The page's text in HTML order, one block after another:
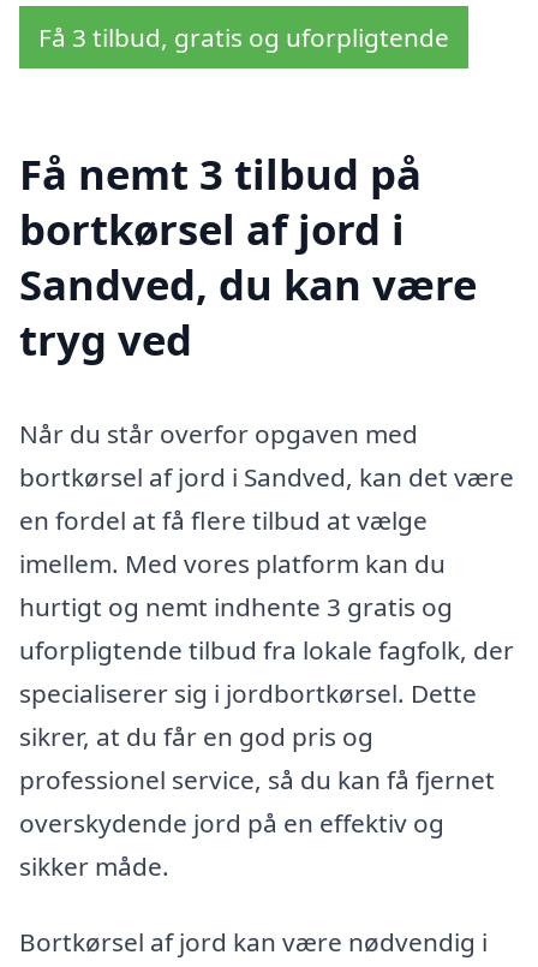
Få 3 tilbud, gratis og uforpligtende
Få nemt 3 tilbud på
bortkørsel af jord i
Sandved, du kan være
tryg ved
Når du står overfor opgaven med
bortkørsel af jord i Sandved, kan det være
en fordel at få flere tilbud at vælge
imellem. Med vores platform kan du
hurtigt og nemt indhente 3 gratis og
uforpligtende tilbud fra lokale fagfolk, der
specialiserer sig i jordbortkørsel. Dette
sikrer, at du får en god pris og
professionel service, så du kan få fjernet
overskydende jord på en effektiv og
sikker måde.
Bortkørsel af jord kan være nødvendig i